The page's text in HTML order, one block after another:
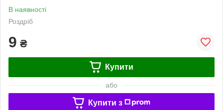
В наявності
Роздріб
9 ₴
Купити
або
Купити з